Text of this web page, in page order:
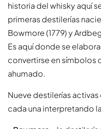
historia del whisky aquí
primeras destilerías
Bowmore (1779) y
Es aquí donde se
convertirse en símbolos
ahumado.
Nueve destilerías
cada una interpretando